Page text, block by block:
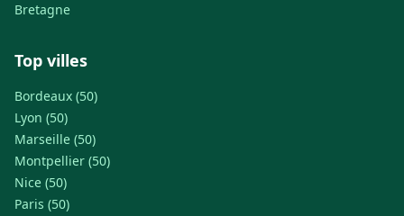
Bretagne
Top villes
Bordeaux (50)
Lyon (50)
Marseille (50)
Montpellier (50)
Nice (50)
Paris (50)